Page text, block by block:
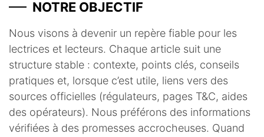
NOTRE OBJECTIF
Nous visons à devenir un repère fiable pour les
lectrices et lecteurs. Chaque article suit une
structure stable : contexte, points clés, conseils
pratiques et, lorsque c’est utile, liens vers des
sources officielles (régulateurs, pages T&C, aides
des opérateurs). Nous préférons des informations
vérifiées à des promesses accrocheuses. Quand